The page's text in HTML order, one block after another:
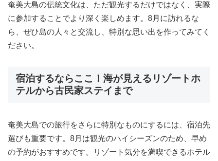
奄美大島の伝統文化は、ただ観光するだけではなく、実際
に参加することでより深く楽しめます。8月に訪れるな
ら、ぜひ島の人々と交流し、特別な思い出を作ってみてく
ださい。
宿泊するならここ！海が見えるリゾートホ
テルから古民家ステイまで
奄美大島での旅行をさらに特別なものにするには、宿泊先
選びも重要です。8月は観光のハイシーズンのため、早め
の予約がおすすめです。リゾート気分を満喫できるホテル